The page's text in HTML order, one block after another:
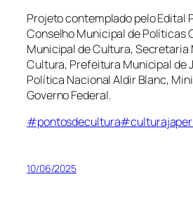
Projeto contemplado pelo Edital
Conselho Municipal de Políticas
Municipal de Cultura, Secretaria
Cultura, Prefeitura Municipal de
Política Nacional Aldir Blanc,
Governo Federal.
#pontosdecultura
10/06/2025